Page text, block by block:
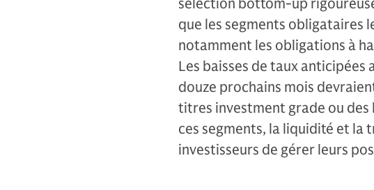
sélection bottom-up
que les segments obligataires
notamment les obligations à
Les baisses de taux anticipées
douze prochains mois
titres investment grade ou des
ces segments, la liquidité et la
investisseurs de gérer leurs